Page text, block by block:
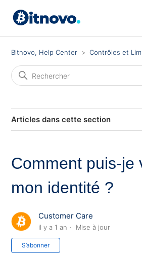
Bitnovo, Help Center Contrôles et
Articles dans cette section
Comment puis-je
mon identité ?
Customer Care
il y a 1 an Mise à jour
S’abonner